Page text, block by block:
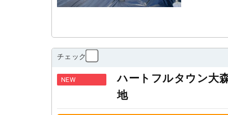
チェック
NEW
ハートフルタウン大
地